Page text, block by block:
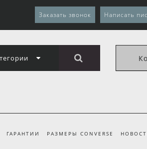
Заказать звонок Написать
ГАРАНТИИ РАЗМЕРЫ CONVERSE